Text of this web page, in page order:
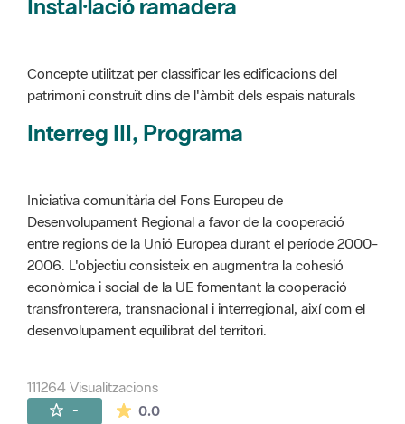
Instal·lació ramadera
Concepte utilitzat per classificar les edificacions del
patrimoni construït dins de l'àmbit dels espais naturals
Interreg III, Programa
Iniciativa comunitària del Fons Europeu de
Desenvolupament Regional a favor de la cooperació
entre regions de la Unió Europea durant el període 2000-
2006. L'objectiu consisteix en augmentra la cohesió
econòmica i social de la UE fomentant la cooperació
transfronterera, transnacional i interregional, així com el
desenvolupament equilibrat del territori.
111264 Visualitzacions
- 0.0La mitjana de les valoracions és de 0